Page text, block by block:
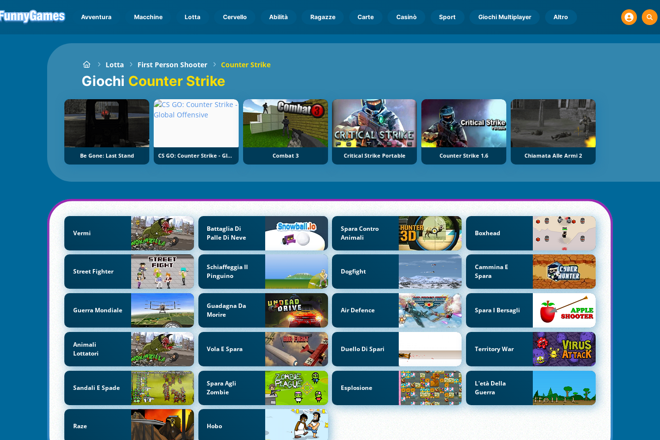
Avventura Macchine Lotta Cervello Abilità Ragazze Carte Casinò Sport Giochi Multiplayer Altro
Lotta First Person Shooter Counter Strike
Giochi Counter Strike
Be Gone: Last Stand CS GO: Counter Strike - Global Offensive Combat 3 Critical Strike Portable Counter Strike 1.6 Chiamata Alle Armi 2
Vermi
Battaglia Di
Palle Di Neve
Spara Contro
Animali
Boxhead
Street Fighter
Schiaffeggia Il
Pinguino
Dogfight
Cammina E
Spara
Guerra Mondiale
Guadagna Da
Morire
Air Defence Spara I Bersagli
Animali
Lottatori
Vola E Spara Duello Di Spari Territory War
Sandali E Spade
Spara Agli
Zombie
Esplosione
L'età Della
Guerra
Raze Hobo